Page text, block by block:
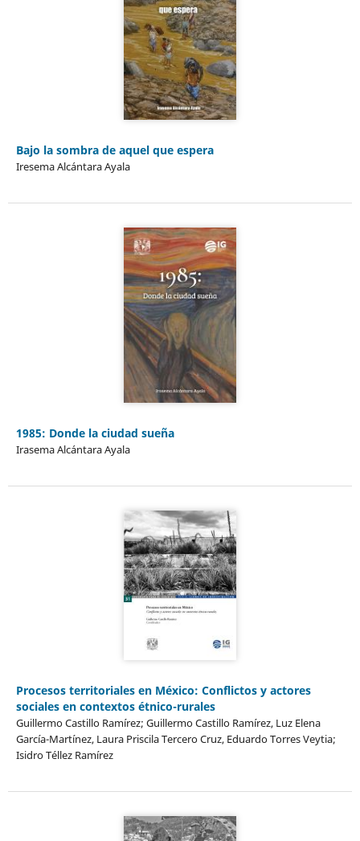
Bajo la sombra de aquel que espera
Iresema Alcántara Ayala
1985: Donde la ciudad sueña
Irasema Alcántara Ayala
Procesos territoriales en México: Conflictos y actores
sociales en contextos étnico-rurales
Guillermo Castillo Ramírez; Guillermo Castillo Ramírez, Luz Elena
García-Martínez, Laura Priscila Tercero Cruz, Eduardo Torres Veytia;
Isidro Téllez Ramírez